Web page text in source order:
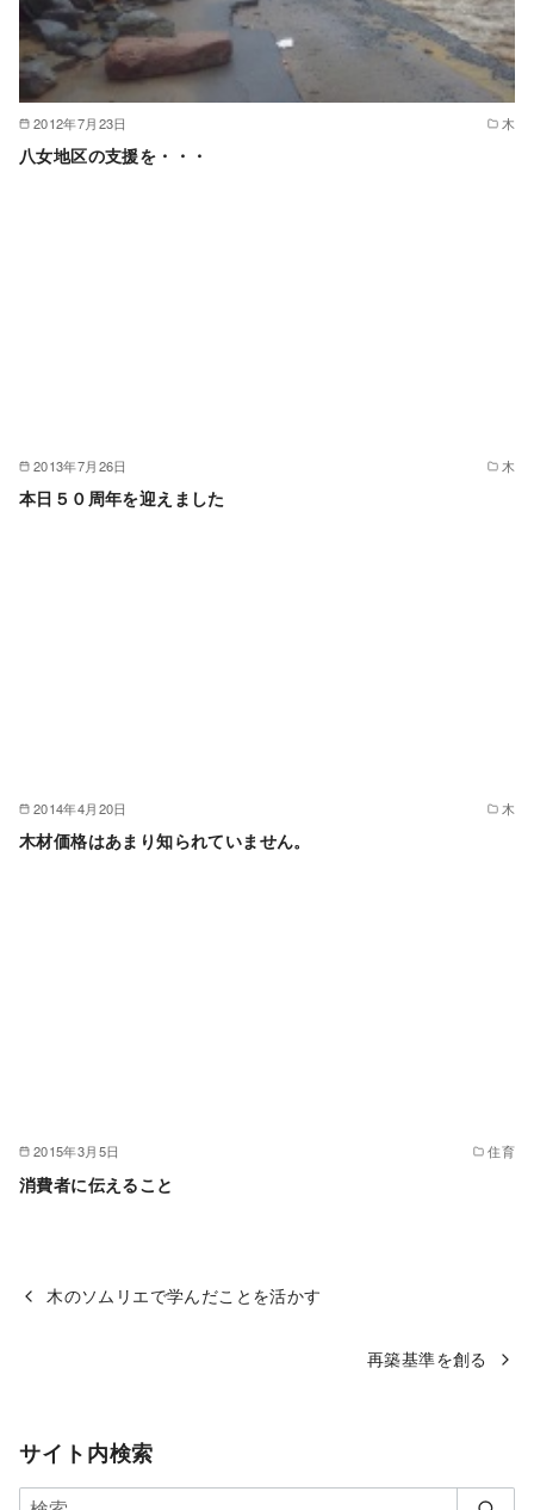
2012年7月23日 木
八女地区の支援を・・・
2013年7月26日 木
本日５０周年を迎えました
2014年4月20日 木
木材価格はあまり知られていません。
2015年3月5日 住育
消費者に伝えること
木のソムリエで学んだことを活かす
再築基準を創る
サイト内検索